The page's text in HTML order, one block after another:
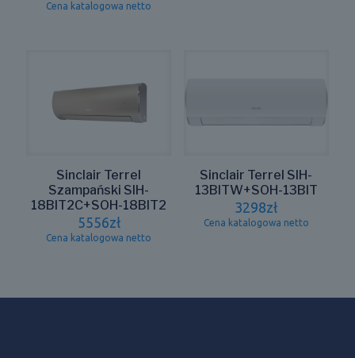
Cena katalogowa netto
Sinclair Terrel
Szampański SIH-
18BIT2C+SOH-18BIT2
5556zł
Cena katalogowa netto
Sinclair Terrel SIH-
13BITW+SOH-13BIT
3298zł
Cena katalogowa netto